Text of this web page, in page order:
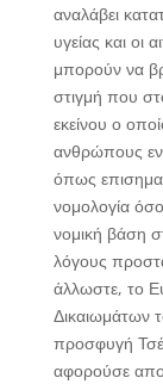
αναλάβει
υγείας και οι
μπορούν να
στιγμή που
εκείνου ο
ανθρώπους
όπως
νομολογία
νομική βάση
λόγους
άλλωστε, το
Δικαιωμάτων
προσφυγή
αφορούσε